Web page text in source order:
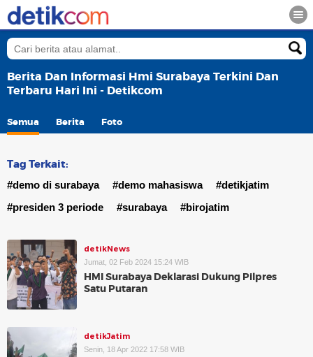
Berita Dan Informasi Hmi Surabaya Terkini Dan
Terbaru Hari Ini - Detikcom
Semua Berita Foto
Tag Terkait:
#demo di surabaya #demo mahasiswa
#detikjatim
#presiden 3 periode
#surabaya #birojatim
detikNews
Jumat, 02 Feb 2024 15:24 WIB
HMI Surabaya Deklarasi Dukung Pilpres
Satu Putaran
detikJatim
Senin, 18 Apr 2022 17:58 WIB